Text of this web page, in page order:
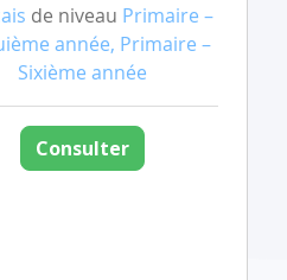
de niveau Primaire –
année, Primaire –
Sixième année
Consulter